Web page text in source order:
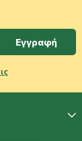
Εγγραφή